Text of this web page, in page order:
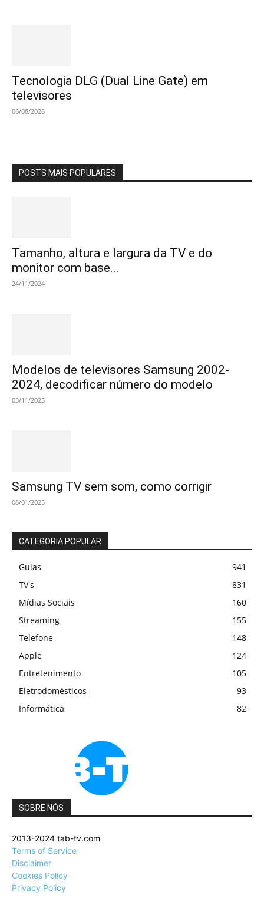
Tecnologia DLG (Dual Line Gate) em
televisores
06/08/2026
POSTS MAIS POPULARES
Tamanho, altura e largura da TV e do
monitor com base...
24/11/2024
Modelos de televisores Samsung 2002-
2024, decodificar número do modelo
03/11/2025
Samsung TV sem som, como corrigir
08/01/2025
CATEGORIA POPULAR
Guias
941
TV's
831
Mídias Sociais
160
Streaming
155
Telefone
148
Apple
124
Entretenimento
105
Eletrodomésticos
93
Informática
82
SOBRE NÓS
2013-2024 tab-tv.com
Terms of Service
Disclaimer
Cookies Policy
Privacy Policy